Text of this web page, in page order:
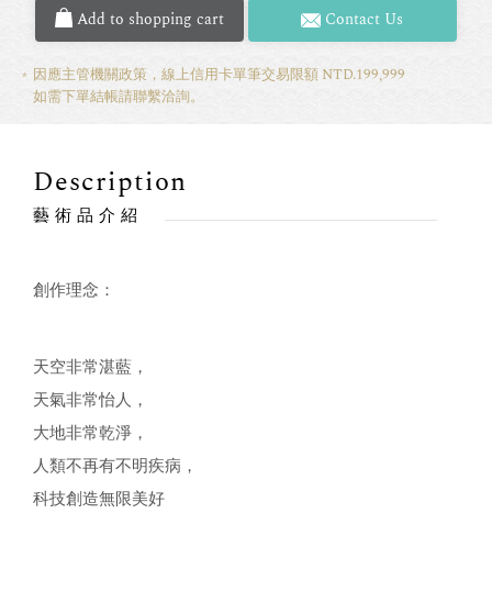
Add to shopping cart Contact Us
因應主管機關政策，線上信用卡單筆交易限額 NTD.199,999
如需下單結帳請聯繫洽詢。
Description
藝術品介紹
創作理念：
天空非常湛藍，
天氣非常怡人，
大地非常乾淨，
人類不再有不明疾病，
科技創造無限美好